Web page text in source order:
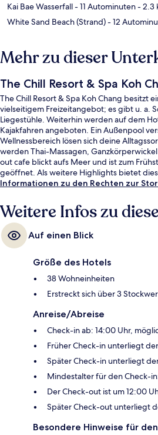
Kai Bae Wasserfall- 11 Autominuten- 2.3
White Sand Beach (Strand)- 12
Mehr zu dieser
The Chill Resort & Spa Koh
The Chill Resort & Spa Koh Chang besitzt
vielseitigem Freizeitangebot; es gibt u. a.
Liegestühle. Weiterhin werden auf dem
Kajakfahren angeboten. Ein Außenpool
Wellnessbereich lösen sich deine
werden Thai-Massagen,
out cafe blickt aufs Meer und ist zum
geöffnet. Als weitere Highlights bietet
eine Poolbar, einen Fitnessbereich und ein
Informationen zu den Rechten zur
Weitere Infos zu
Auf einen Blick
Größe des Hotels
38 Wohneinheiten
Erstreckt sich über 3
Anreise/Abreise
Check-in ab: 14:00 Uhr,
Früher Check-in unterliegt
Später Check-in unterliegt
Mindestalter für den Check-
Der Check-out ist um 12:00
Später Check-out unterliegt
Besondere Hinweise für